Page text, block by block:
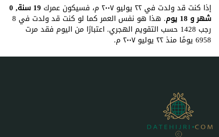
إذا كنت قد ولدت في ٢٢ يوليو ٢٠٠٧ م، فسيكون عمرك 19 سنة, 0
شهر و 18 يوم . هذا هو نفس العمر كما لو كنت قد ولدت في 8
رجب 1428 حسب التقويم الهجري. اعتبارًا من اليوم فقد مرت
6958 يومًا منذ ٢٢ يوليو ٢٠٠٧ م.